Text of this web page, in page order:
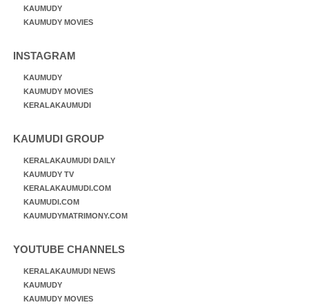
KAUMUDY
KAUMUDY MOVIES
INSTAGRAM
KAUMUDY
KAUMUDY MOVIES
KERALAKAUMUDI
KAUMUDI GROUP
KERALAKAUMUDI DAILY
KAUMUDY TV
KERALAKAUMUDI.COM
KAUMUDI.COM
KAUMUDYMATRIMONY.COM
YOUTUBE CHANNELS
KERALAKAUMUDI NEWS
KAUMUDY
KAUMUDY MOVIES